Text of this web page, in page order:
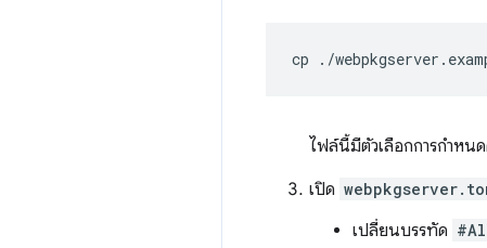
cp ./
ไฟล์นี้มีตัวเลือกการกำหน
เปิด
เปลี่ยนบรรทัด